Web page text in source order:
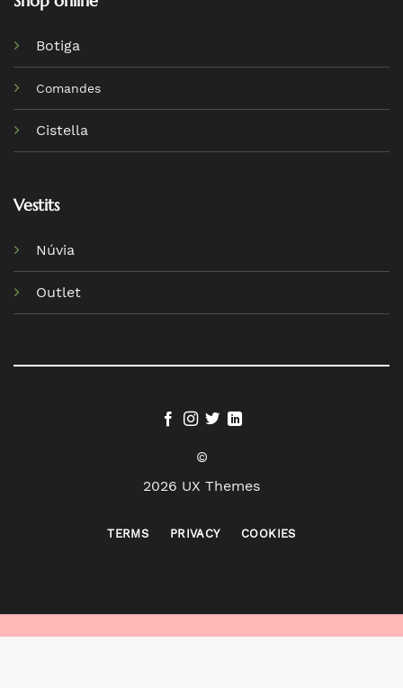
Botiga
Comandes
Cistella
Vestits
Núvia
Outlet
©
2026 UX Themes
TERMS PRIVACY COOKIES